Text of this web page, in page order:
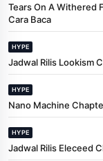
Tears On A Withered
Cara Baca
HYPE
Jadwal Rilis Lookism
HYPE
Nano Machine
HYPE
Jadwal Rilis Eleceed